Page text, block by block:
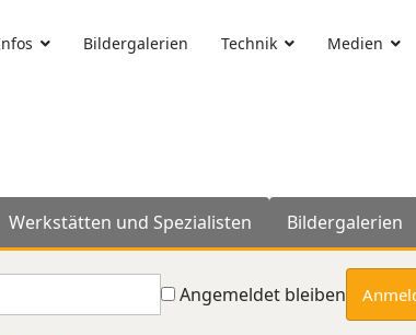
Bildergalerien Technik Medien
Werkstätten und Spezialisten Bildergalerien
Angemeldet bleiben